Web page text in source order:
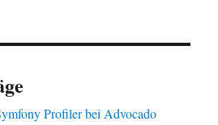
Profiler bei Advocado